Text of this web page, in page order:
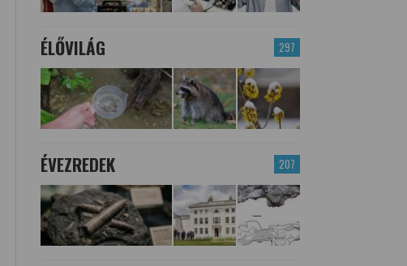
297
ÉLŐVILÁG
207
ÉVEZREDEK